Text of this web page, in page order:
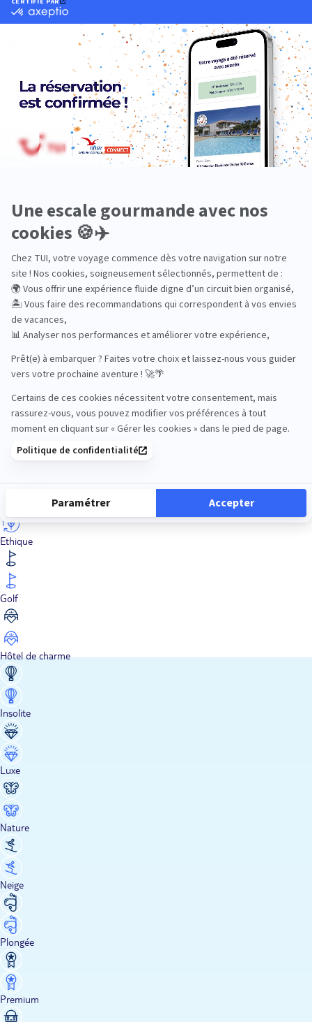
Croisières
Culture
Dans les îles
En couple
En famille
En solo
En train
Entre amis
Ethique
Golf
Hôtel de charme
Insolite
Luxe
Nature
Neige
Plongée
Premium